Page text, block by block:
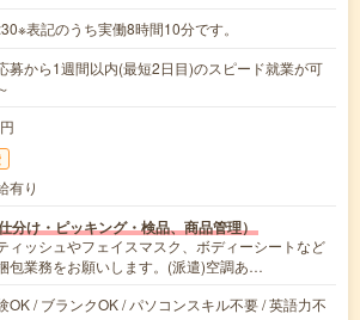
表記のうち実働8時間10分です。
募から1週間以内(最短2日目)のスピード就業が可
有り
分け・ピッキング・検品、商品管理）
ィッシュやフェイスマスク、ボディーシートなど
包業務をお願いします。(派遣)空調あ…
OK / ブランクOK / パソコンスキル不要 / 英語力不